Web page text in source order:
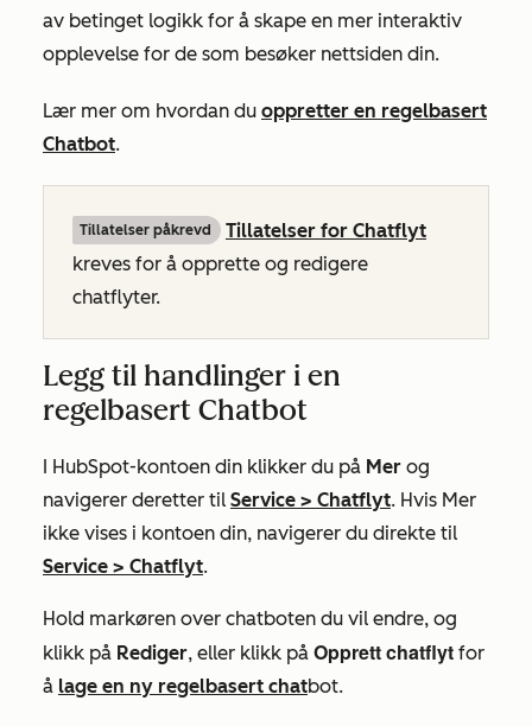
av betinget logikk for å skape en mer interaktiv
opplevelse for de som besøker nettsiden din.
Lær mer om hvordan du oppretter en regelbasert
Chatbot.
Tillatelser påkrevd
Tillatelser for Chatflyt
kreves for å opprette og redigere
chatflyter.
Legg til handlinger i en
regelbasert Chatbot
I HubSpot-kontoen din klikker du på Mer og
navigerer deretter til Service > Chatflyt. Hvis Mer
ikke vises i kontoen din, navigerer du direkte til
Service > Chatflyt.
Hold markøren over chatboten du vil endre, og
klikk på Rediger, eller klikk på Opprett chatflyt for
å lage en ny regelbasert chatbot.